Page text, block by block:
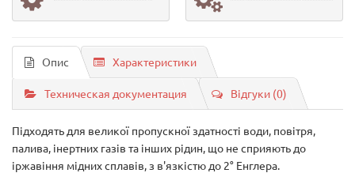
Опис Характеристики
Техническая документация Відгуки (0)
Підходять для великої пропускної здатності води, повітря,
палива, інертних газів та інших рідин, що не сприяють до
іржавіння мідних сплавів, з в'язкістю до 2° Енглера.